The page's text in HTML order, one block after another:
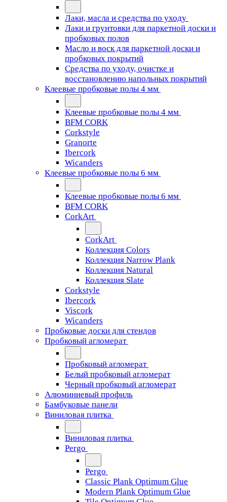
Лаки, масла и средства по уходу
Лаки и грунтовки для паркетной доски и
пробковых полов
Масло и воск для паркетной доски и
пробковых покрытий
Средства по уходу, очистке и
восстановлению напольных покрытий
Клеевые пробковые полы 4 мм
Клеевые пробковые полы 4 мм
BFM CORK
Corkstyle
Granorte
Ibercork
Wicanders
Клеевые пробковые полы 6 мм
Клеевые пробковые полы 6 мм
BFM CORK
CorkArt
CorkArt
Коллекция Colors
Коллекция Narrow Plank
Коллекция Natural
Коллекция Slate
Corkstyle
Ibercork
Viscork
Wicanders
Пробковые доски для стендов
Пробковый агломерат
Пробковый агломерат
Белый пробковый агломерат
Черный пробковый агломерат
Алюминиевый профиль
Бамбуковые панели
Виниловая плитка
Виниловая плитка
Pergo
Pergo
Classic Plank Optimum Glue
Modern Plank Optimum Glue